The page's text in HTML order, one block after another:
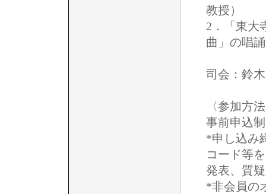
教授）
2．「東大
曲」の唱
司会：鈴
〈参加方
事前申込
*申し込み
コード等
発表、質
*非会員の